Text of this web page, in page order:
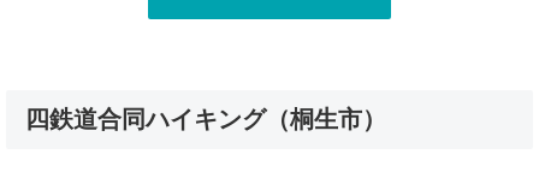
四鉄道合同ハイキング（桐生市）